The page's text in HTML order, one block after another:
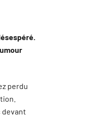
perdu
devant